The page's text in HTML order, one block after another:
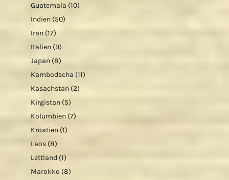
Guatemala (10)
Indien (50)
Iran (17)
Italien (9)
Japan (8)
Kambodscha (11)
Kasachstan (2)
Kirgistan (5)
Kolumbien (7)
Kroatien (1)
Laos (8)
Lettland (1)
Marokko (8)